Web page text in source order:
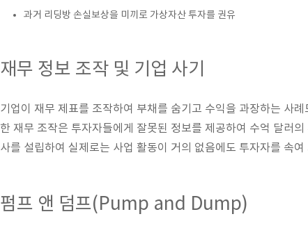
과거 리딩방 손실보상을 미끼로 가상자산 투자를 권유
재무 정보 조작 및 기업 사기
기업이 재무 제표를 조작하여 부채를 숨기고 수익을 과장하는 사
한 재무 조작은 투자자들에게 잘못된 정보를 제공하여 수억 달러
사를 설립하여 실제로는 사업 활동이 거의 없음에도 투자자를 속
펌프 앤 덤프(Pump and Dump)